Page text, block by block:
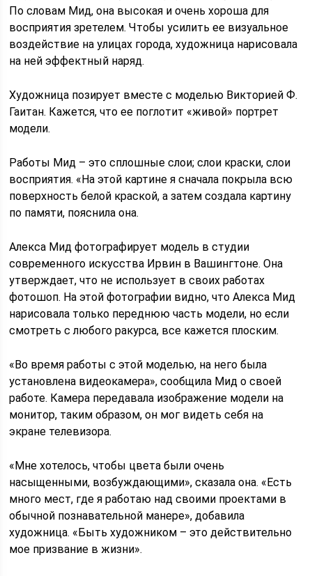
По словам Мид, она высокая и очень хороша для
восприятия зретелем. Чтобы усилить ее визуальное
воздействие на улицах города, художница нарисовала
на ней эффектный наряд.
Художница позирует вместе с моделью Викторией Ф.
Гаитан. Кажется, что ее поглотит «живой» портрет
модели.
Работы Мид – это сплошные слои; слои краски, слои
восприятия. «На этой картине я сначала покрыла всю
поверхность белой краской, а затем создала картину
по памяти, пояснила она.
Алекса Мид фотографирует модель в студии
современного искусства Ирвин в Вашингтоне. Она
утверждает, что не использует в своих работах
фотошоп. На этой фотографии видно, что Алекса Мид
нарисовала только переднюю часть модели, но если
смотреть с любого ракурса, все кажется плоским.
«Во время работы с этой моделью, на него была
установлена видеокамера», сообщила Мид о своей
работе. Камера передавала изображение модели на
монитор, таким образом, он мог видеть себя на
экране телевизора.
«Мне хотелось, чтобы цвета были очень
насыщенными, возбуждающими», сказала она. «Есть
много мест, где я работаю над своими проектами в
обычной познавательной манере», добавила
художница. «Быть художником – это действительно
мое призвание в жизни».